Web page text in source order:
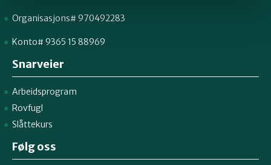
Organisasjons# 970492283
Konto# 9365 15 88969
Snarveier
Arbeidsprogram
Rovfugl
Slåttekurs
Følg oss